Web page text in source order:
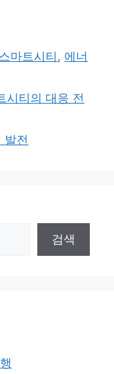
스마트시티 , 에너
시티의 대응 전
발전
검색